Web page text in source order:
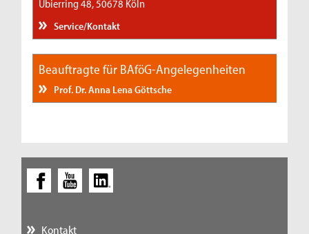
Ubierring 48, 50678 Köln
Service/Kontakt
Beauftragte für BAföG-Angelegenheiten
Prof. Dr. Anna Lena Göttsche
Kontakt